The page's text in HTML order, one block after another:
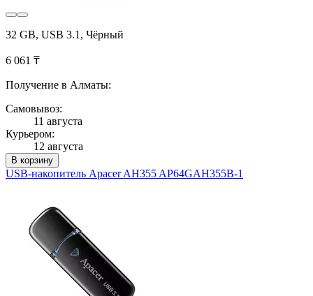
32 GB, USB 3.1, Чёрный
6 061 ₸
Получение в Алматы:
Самовывоз:
11 августа
Курьером:
12 августа
В корзину
USB-накопитель Apacer AH355 AP64GAH355B-1